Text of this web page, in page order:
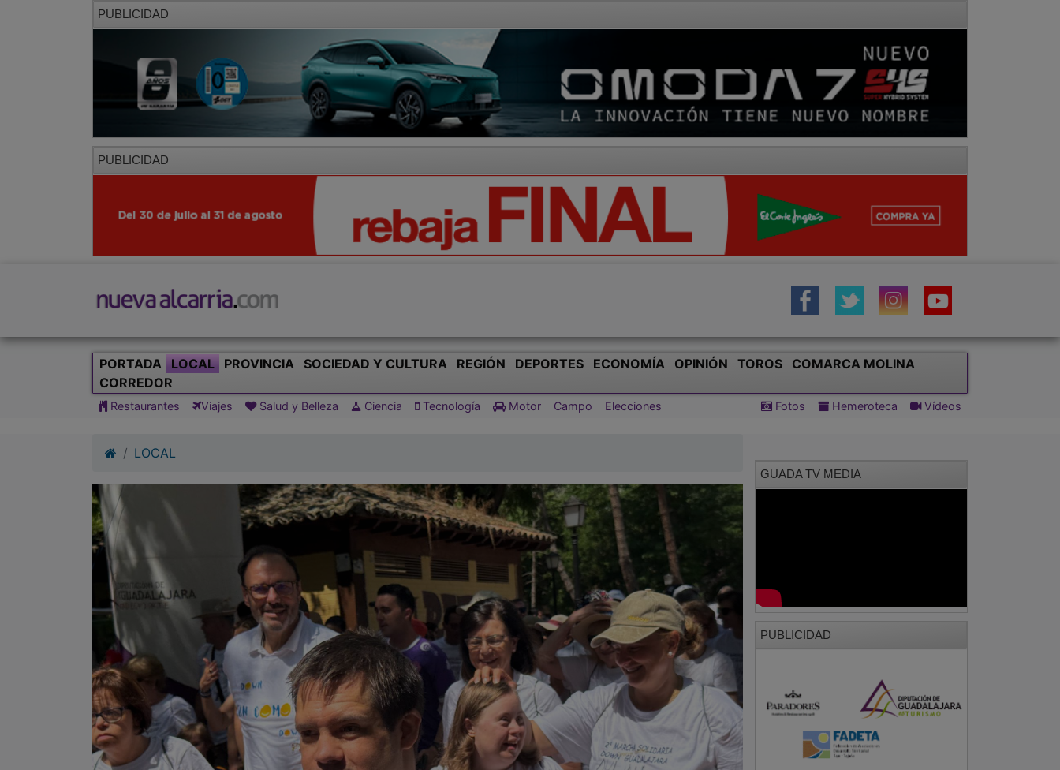
PUBLICIDAD
PUBLICIDAD
PORTADA LOCAL PROVINCIA SOCIEDAD Y CULTURA REGIÓN DEPORTES ECONOMÍA OPINIÓN TOROS
COMARCA MOLINA
CORREDOR
Restaurantes Viajes Salud y Belleza Ciencia Tecnología Motor Campo Elecciones Fotos Hemeroteca Vídeos
LOCAL
GUADA TV MEDIA
PUBLICIDAD